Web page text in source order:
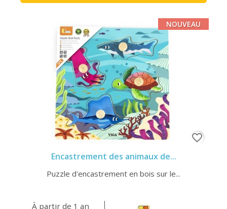
Encastrement des animaux de...
Puzzle d'encastrement en bois sur le...
À partir de 1 an
NOUVEAU
favorite_border